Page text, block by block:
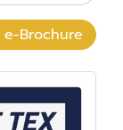
e-Brochure